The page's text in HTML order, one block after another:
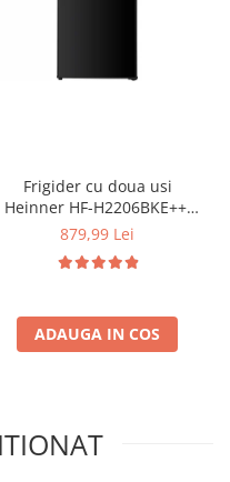
Frigider cu doua usi
Heinner HF-H2206BKE++,
206 l, Clasa E, lumina LED, 3
Negru
879,99 Lei
ADAUGA IN COS